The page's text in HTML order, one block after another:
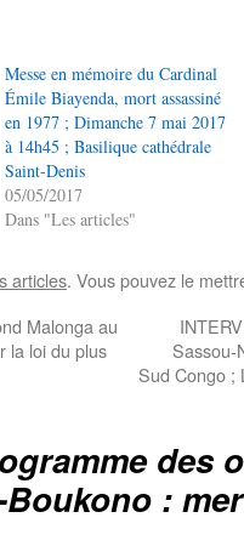
Messe en mémoire du Cardinal
Émile Biayenda, mort assassiné
en 1977 ; Dimanche 7 mai 2017
à 14h45 ; Basilique cathédrale
Saint-Denis
05/05/2017
Dans "Les articles"
articles. Vous pouvez le
Malonga au
la loi du plus
Sassou-
Sud Congo ;
des
: